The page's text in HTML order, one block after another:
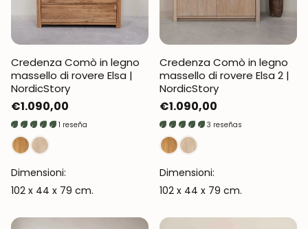
Credenza Comò in legno
massello di rovere Elsa |
NordicStory
Prezzo
normale
€1.090,00
1 reseña
Dimensioni:
102 x 44 x 79 cm.
Credenza Comò in legno
massello di rovere Elsa 2 |
NordicStory
Prezzo
normale
€1.090,00
3 reseñas
Dimensioni:
102 x 44 x 79 cm.